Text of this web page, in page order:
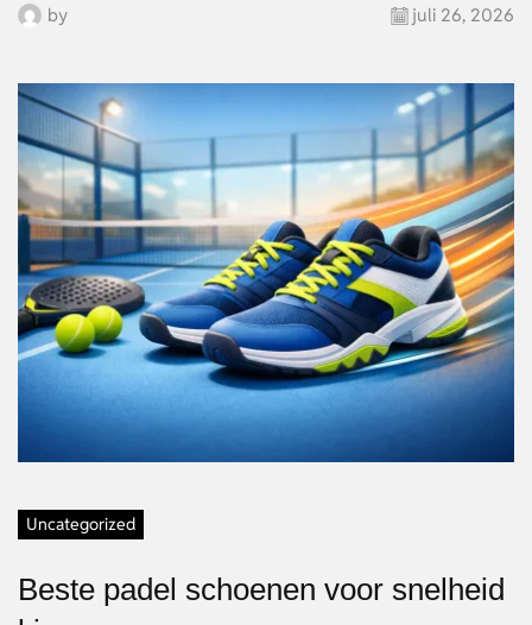
by juli 26, 2026
Uncategorized
Beste padel schoenen voor snelheid